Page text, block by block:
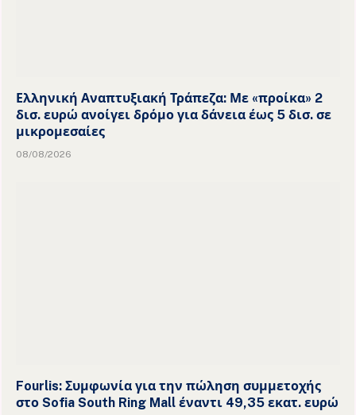
Ελληνική Αναπτυξιακή Τράπεζα: Με «προίκα» 2
δισ. ευρώ ανοίγει δρόμο για δάνεια έως 5 δισ. σε
μικρομεσαίες
08/08/2026
Fourlis: Συμφωνία για την πώληση συμμετοχής
στο Sofia South Ring Mall έναντι 49,35 εκατ. ευρώ